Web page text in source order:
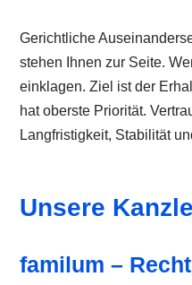
Gerichtliche
stehen Ihnen zur Seite.
einklagen. Ziel ist der
hat oberste Priorität.
Langfristigkeit, Stabilität
Unsere
familum –